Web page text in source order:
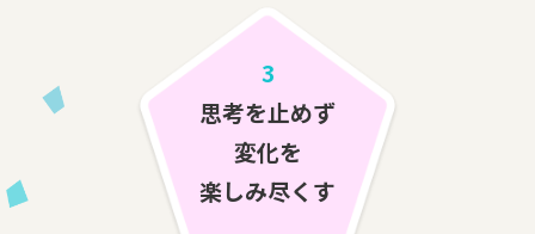
3
思考を止めず
変化を
楽しみ尽くす